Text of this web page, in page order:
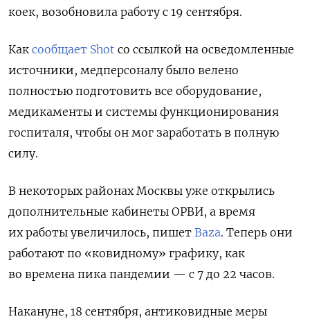
коек, возобновила работу с 19 сентября.
Как сообщает Shot со ссылкой на осведомленные
источники, медперсоналу было велено
полностью подготовить все оборудование,
медикаменты и системы функционирования
госпиталя, чтобы он мог заработать в полную
силу.
В некоторых районах Москвы уже открылись
дополнительные кабинеты ОРВИ, а время
их работы увеличилось, пишет Baza. Теперь они
работают по «ковидному» графику, как
во времена пика пандемии — с 7 до 22 часов.
Накануне, 18 сентября, антиковидные меры